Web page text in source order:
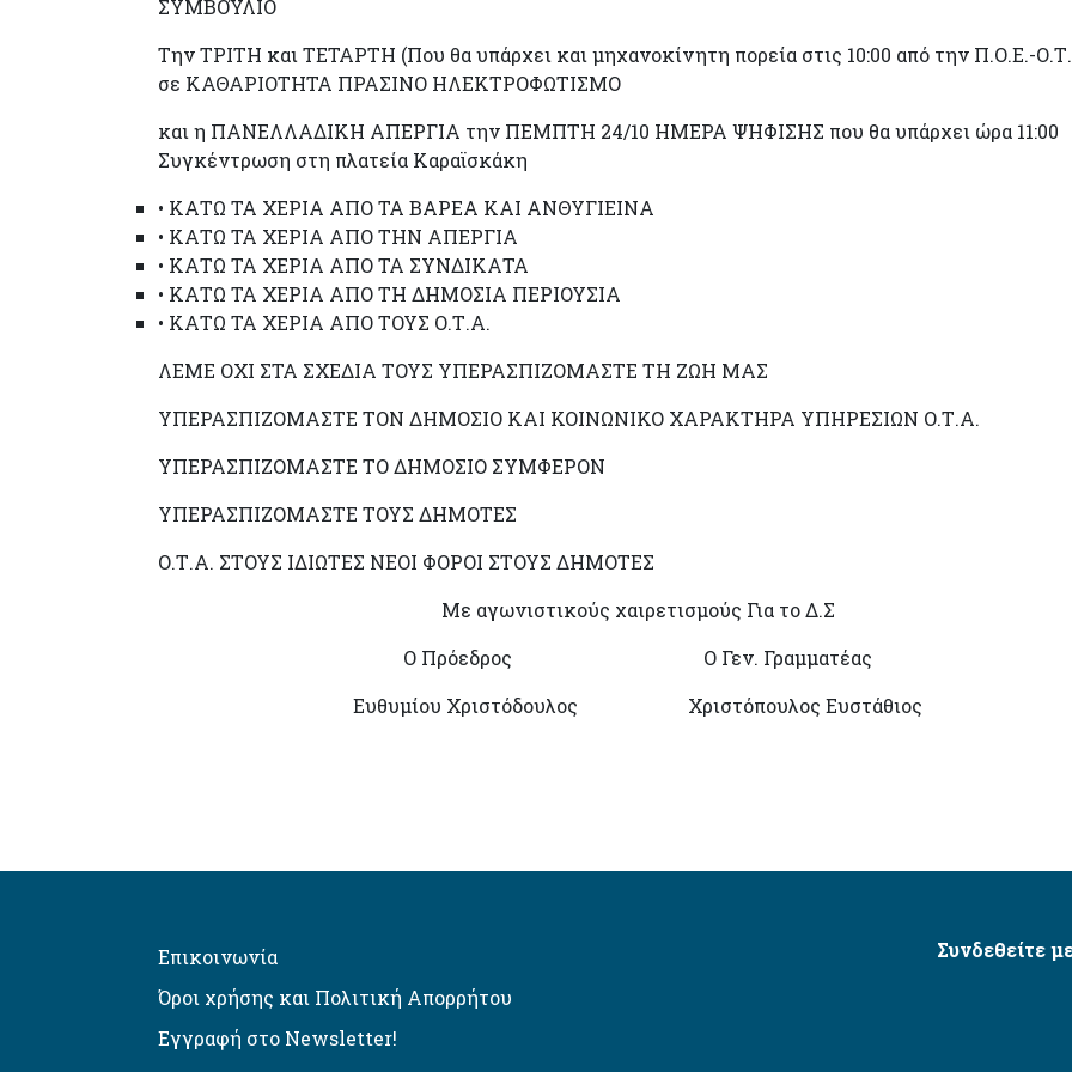
ΣΥΜΒΟΎΛΙΟ
Την ΤΡΙΤΗ και ΤΕΤΑΡΤΗ (Που θα υπάρχει και μηχανοκίνητη πορεία στις 10:00 από την Π.Ο.Ε.-
σε ΚΑΘΑΡΙΟΤΗΤΑ ΠΡΑΣΙΝΟ ΗΛΕΚΤΡΟΦΩΤΙΣΜΟ
και η ΠΑΝΕΛΛΑΔΙΚΗ ΑΠΕΡΓΙΑ την ΠΕΜΠΤΗ 24/10 ΗΜΕΡΑ ΨΗΦΙΣΗΣ που θα υπάρχει ώρα 11:00
Συγκέντρωση στη πλατεία Καραϊσκάκη
• ΚΑΤΩ ΤΑ ΧΕΡΙΑ ΑΠΟ ΤΑ ΒΑΡΕΑ ΚΑΙ ΑΝΘΥΓΙΕΙΝΑ
• ΚΑΤΩ ΤΑ ΧΕΡΙΑ ΑΠΟ ΤΗΝ ΑΠΕΡΓΙΑ
• ΚΑΤΩ ΤΑ ΧΕΡΙΑ ΑΠΟ ΤΑ ΣΥΝΔΙΚΑΤΑ
• ΚΑΤΩ ΤΑ ΧΕΡΙΑ ΑΠΟ ΤΗ ΔΗΜΟΣΙΑ ΠΕΡΙΟΥΣΙΑ
• ΚΑΤΩ ΤΑ ΧΕΡΙΑ ΑΠΟ ΤΟΥΣ Ο.Τ.Α.
ΛΕΜΕ ΟΧΙ ΣΤΑ ΣΧΕΔΙΑ ΤΟΥΣ ΥΠΕΡΑΣΠΙΖΟΜΑΣΤΕ ΤΗ ΖΩΗ ΜΑΣ
ΥΠΕΡΑΣΠΙΖΟΜΑΣΤΕ ΤΟΝ ΔΗΜΟΣΙΟ ΚΑΙ ΚΟΙΝΩΝΙΚΟ ΧΑΡΑΚΤΗΡΑ ΥΠΗΡΕΣΙΩΝ Ο.Τ.Α.
ΥΠΕΡΑΣΠΙΖΟΜΑΣΤΕ ΤΟ ΔΗΜΟΣΙΟ ΣΥΜΦΕΡΟΝ
ΥΠΕΡΑΣΠΙΖΟΜΑΣΤΕ ΤΟΥΣ ΔΗΜΟΤΕΣ
Ο.Τ.Α. ΣΤΟΥΣ ΙΔΙΩΤΕΣ ΝΕΟΙ ΦΟΡΟΙ ΣΤΟΥΣ ΔΗΜΟΤΕΣ
Με αγωνιστικούς χαιρετισμούς Για το Δ.Σ
Ο Πρόεδρος Ο Γεν. Γραμματέας
Ευθυμίου Χριστόδουλος Χριστόπουλος Ευστάθιος
Επικοινωνία
Όροι χρήσης και Πολιτική Απορρήτου
Εγγραφή στο Newsletter!
Συνδεθείτε